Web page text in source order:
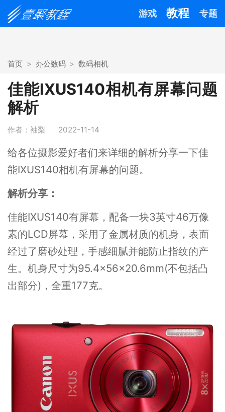
游戏 教程 专题
首页 办公数码 数码相机
佳能IXUS140相机有屏幕问题
解析
作者：袖梨 2022-11-14
给各位摄影爱好者们来详细的解析分享一下佳
能IXUS140相机有屏幕的问题。
解析分享：
佳能IXUS140有屏幕，配备一块3英寸46万像
素的LCD屏幕，采用了金属材质的机身，表面
经过了磨砂处理，手感细腻并能防止指纹的产
生。机身尺寸为95.4×56×20.6mm(不包括凸
出部分)，全重177克。